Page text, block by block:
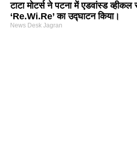
टाटा मोटर्स ने पटना में एडवांस्ड व्हीकल
‘Re.Wi.Re’ का उद्घाटन किया।
News Desk Jagran